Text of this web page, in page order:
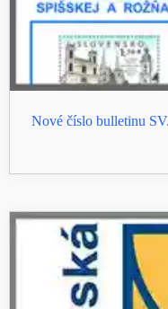
Nové číslo bulletinu